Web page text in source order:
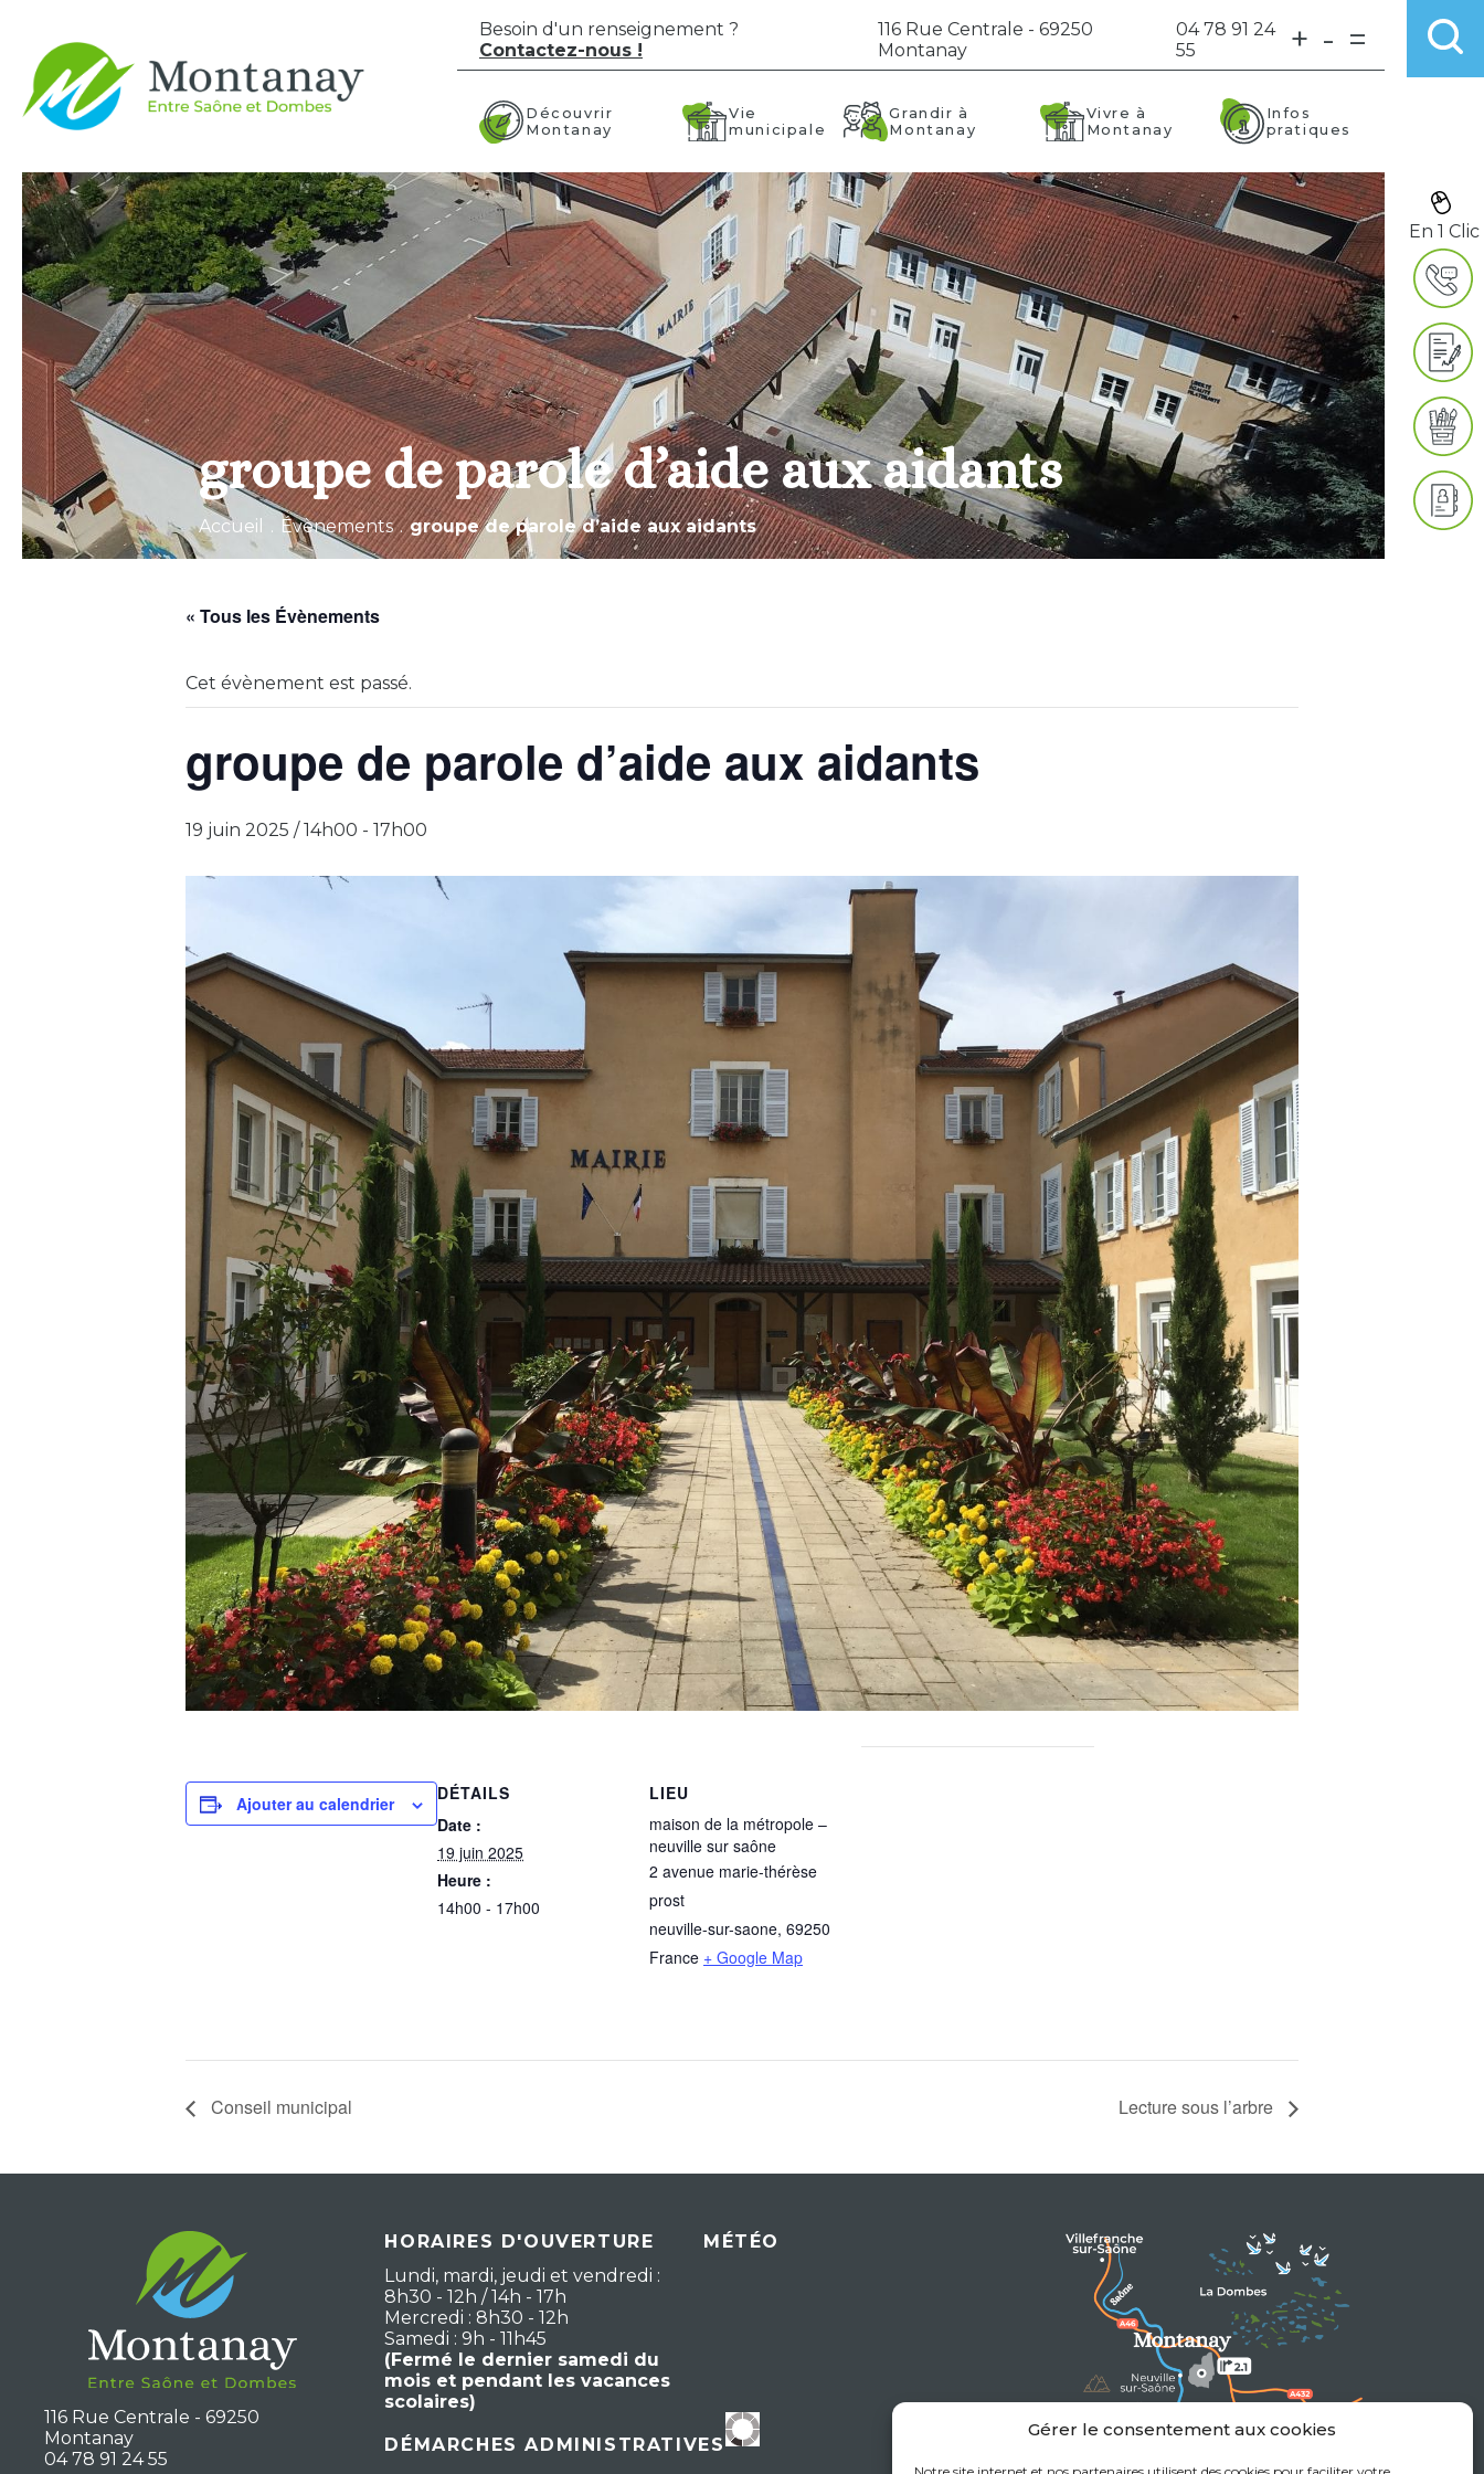
Gérer le consentement aux cookies
Besoin d'un renseignement ?
Contactez-nous !
116 Rue Centrale - 69250
Montanay
04 78 91 24
55
+ - =
Découvrir
Montanay
Vie
municipale
Grandir à
Montanay
Vivre à
Montanay
Infos
pratiques
En 1 Clic
groupe de parole d’aide aux aidants
Accueil . Évènements . groupe de parole d’aide aux aidants
« Tous les Évènements
Cet évènement est passé.
groupe de parole d’aide aux aidants
19 juin 2025 / 14h00 - 17h00
Ajouter au calendrier
DÉTAILS
Date :
19 juin 2025
Heure :
14h00 - 17h00
LIEU
maison de la métropole –
neuville sur saône
2 avenue marie-thérèse
prost
neuville-sur-saone, 69250
France + Google Map
Conseil municipal Lecture sous l’arbre
116 Rue Centrale - 69250
Montanay
04 78 91 24 55
HORAIRES D'OUVERTURE
Lundi, mardi, jeudi et vendredi :
8h30 - 12h / 14h - 17h
Mercredi : 8h30 - 12h
Samedi : 9h - 11h45
(Fermé le dernier samedi du
mois et pendant les vacances
scolaires)
MÉTÉO
DÉMARCHES ADMINISTRATIVES